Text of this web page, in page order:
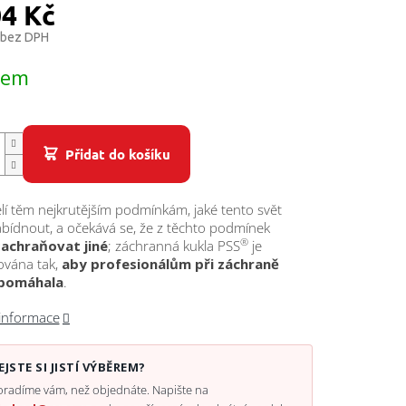
Kč
DPH
Přidat do košíku
těm nejkrutějším podmínkám, jaké tento svět
a očekává se, že z těchto podmínek
jiné; záchranná kukla PSS®je
tak, aby profesionálům při záchraně
.
SI JISTÍ VÝBĚREM?
vám, než objednáte. Napište na